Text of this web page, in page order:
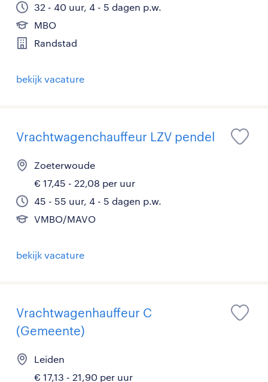
32 - 40 uur, 4 - 5 dagen p.w.
MBO
Randstad
bekijk vacature
Vrachtwagenchauffeur LZV pendel
Zoeterwoude
€ 17,45 - 22,08 per uur
45 - 55 uur, 4 - 5 dagen p.w.
VMBO/MAVO
bekijk vacature
Vrachtwagenhauffeur C
(Gemeente)
Leiden
€ 17,13 - 21,90 per uur